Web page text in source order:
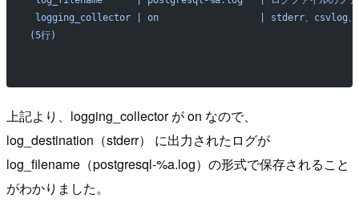
logging_collector | on                  | stderr、csvlog、および/ま
(5行)
上記より、logging_collector が on なので、
log_destination（stderr） に出力されたログが
log_filename（postgresql-%a.log）の形式で保存されること
がわかりました。